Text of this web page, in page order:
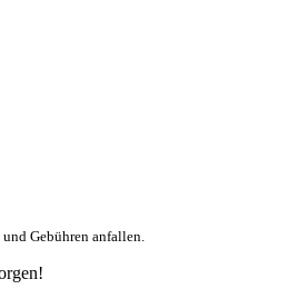
Gebühren anfallen.